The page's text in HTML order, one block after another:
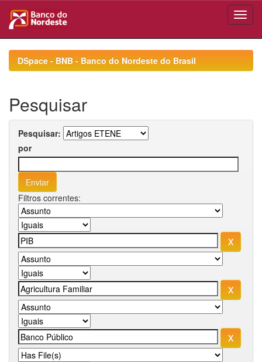
navigationDSpace - BNB - Banco do Nordeste do Brasil
Pesquisar
Pesquisar:
por
Filtros correntes: